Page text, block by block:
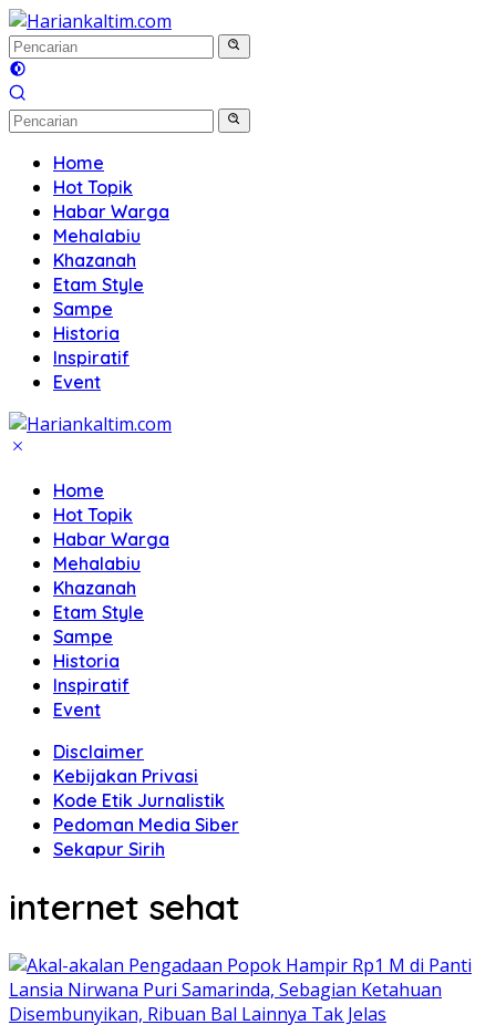
Langsung
ke
konten
Home
Hot Topik
Habar Warga
Mehalabiu
Khazanah
Etam Style
Sampe
Historia
Inspiratif
Event
Home
Hot Topik
Habar Warga
Mehalabiu
Khazanah
Etam Style
Sampe
Historia
Inspiratif
Event
Disclaimer
Kebijakan Privasi
Kode Etik Jurnalistik
Pedoman Media Siber
Sekapur Sirih
internet sehat